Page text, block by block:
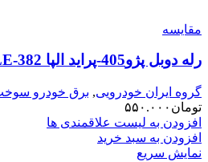
مقایسه
رله دوبل پژو405-پراید الپا LE-382
گروه ایران خودرویی, برق خودرو
تومان ۵۵۰.۰۰۰
افزودن به لیست علاقمندی ها
افزودن به سبد خرید
نمایش سریع